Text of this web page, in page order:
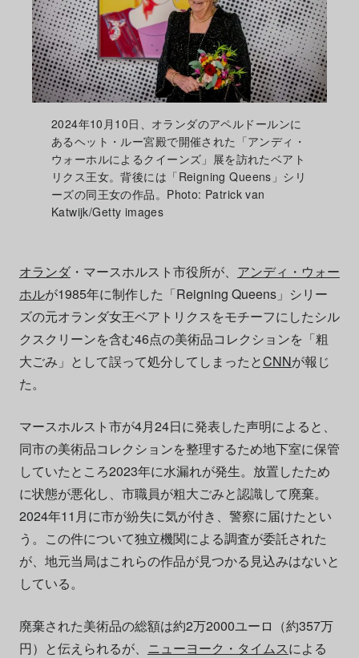
2024年10月10日、オランダのアペルドールンに
あるヘット・ルー宮殿で開催された「アンディ・
ウォーホルによるクイーンズ」展を訪れたベアト
リクス王女。背後には「Reigning Queens」シリ
ーズの同王女の作品。Photo: Patrick van
Katwijk/Getty images
オランダ・マースホルスト市役所が、 アンディ・ウォー
ホルが1985年に制作した「Reigning Queens」シリー
ズの元オランダ女王ベアトリクスをモチーフにしたシル
クスクリーンを含む46点の美術品コレクションを「粗
大ごみ」として誤って処分してしまったとCNNが報じ
た。
マースホルスト市が4月24日に発表した声明によると、
同市の美術品コレクションを整理するため地下室に保管
していたところ2023年に水漏れが発生。放置したため
に状態が悪化し、市職員が粗大ごみと認識して廃棄。
2024年11月に市が紛失に気が付き、警察に届けたとい
う。この件について独立機関による調査が委託された
が、地元当局はこれらの作品が見つかる見込みはないと
している。
廃棄された美術品の総額は約2万2000ユーロ（約357万
円）と伝えられるが、 ニューヨーク・タイムスによる